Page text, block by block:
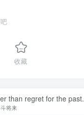
收藏
than regret for the past.
将来